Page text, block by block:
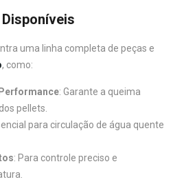
uma linha completa de peças e
, como:
: Garante a queima
pellets.
para circulação de água quente
: Para controle preciso e